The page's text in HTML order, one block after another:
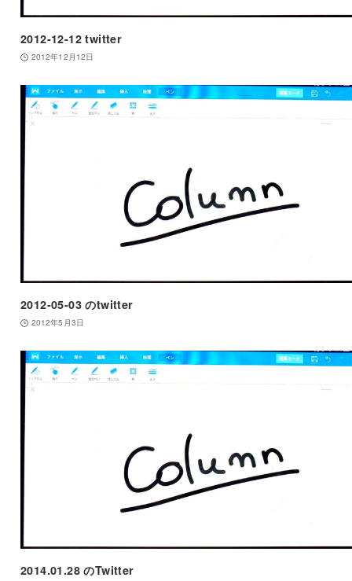
2012-12-12 twitter
2012年12月12日
2012-05-03 のtwitter
2012年5月3日
2014.01.28 のTwitter